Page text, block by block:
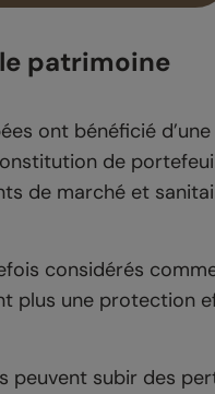
patrimoine
ont bénéficié
de
de marché et
considérés
plus une protection
peuvent subir des